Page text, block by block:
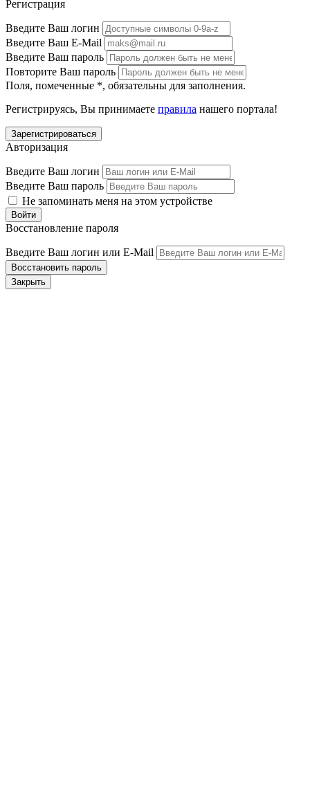
Регистрация
Введите Ваш логин
Введите Ваш E-Mail
Введите Ваш пароль
Повторите Ваш пароль
Поля, помеченные *, обязательны для заполнения.
Регистрируясь, Вы принимаете правила нашего портала!
Авторизация
Введите Ваш логин
Введите Ваш пароль
Не запоминать меня на этом устройстве
Восстановление пароля
Введите Ваш логин или E-Mail
Закрыть